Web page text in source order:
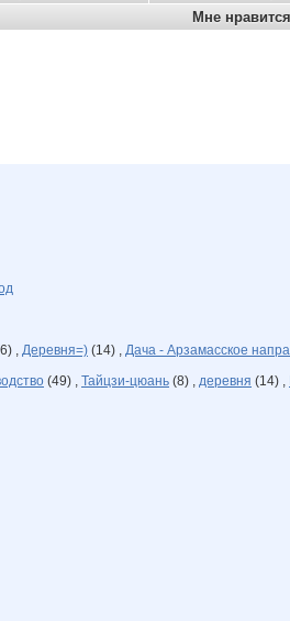
Мне нравится
, Деревня=) (14) , Дача - Арзамасское
(49) , Тайцзи-цюань (8) , деревня (14) ,